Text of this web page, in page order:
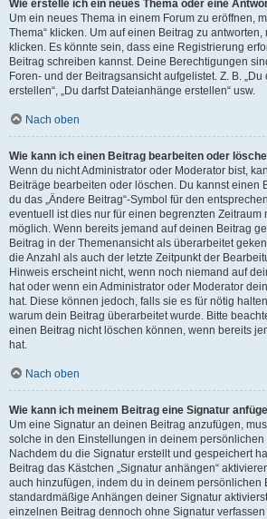
Wie erstelle ich ein neues Thema oder eine
Um ein neues Thema in einem Forum zu eröffnen,
Thema“ klicken. Um auf einen Beitrag zu antworten,
klicken. Es könnte sein, dass eine Registrierung
Beitrag schreiben kannst. Deine Berechtigungen
Foren- und der Beitragsansicht aufgelistet. Z. B.
erstellen“, „Du darfst Dateianhänge erstellen“ usw.
Nach oben
Wie kann ich einen Beitrag bearbeiten oder
Wenn du nicht Administrator oder Moderator bist,
Beiträge bearbeiten oder löschen. Du kannst einen
du das „Ändere Beitrag“-Symbol für den
eventuell ist dies nur für einen begrenzten Zeitraum
möglich. Wenn bereits jemand auf deinen Beitrag
Beitrag in der Themenansicht als überarbeitet
die Anzahl als auch der letzte Zeitpunkt der
Hinweis erscheint nicht, wenn noch niemand auf
hat oder wenn ein Administrator oder Moderator
hat. Diese können jedoch, falls sie es für nötig
warum dein Beitrag überarbeitet wurde. Bitte
einen Beitrag nicht löschen können, wenn bereits
hat.
Nach oben
Wie kann ich meinem Beitrag eine Signatur
Um eine Signatur an deinen Beitrag anzufügen,
solche in den Einstellungen in deinem
Nachdem du die Signatur erstellt und gespeichert
Beitrag das Kästchen „Signatur anhängen“
auch hinzufügen, indem du in deinem persönlichen
standardmäßige Anhängen deiner Signatur
einzelnen Beitrag dennoch ohne Signatur